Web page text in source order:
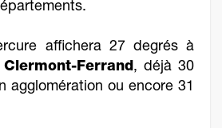
affichera 27 degrés à
Clermont-Ferrand, déjà 30
agglomération ou encore 31